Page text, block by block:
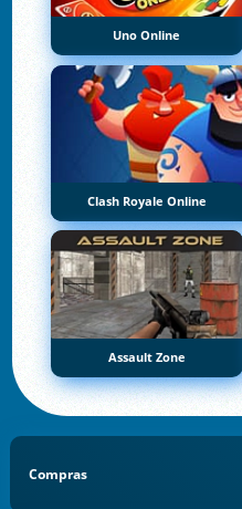
Uno Online
Clash Royale Online
Assault Zone
Compras